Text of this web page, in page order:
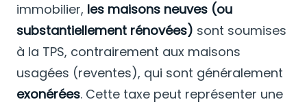
immobilier, les maisons neuves (ou
substantiellement rénovées) sont soumises
à la TPS, contrairement aux maisons
usagées (reventes), qui sont généralement
exonérées. Cette taxe peut représenter une